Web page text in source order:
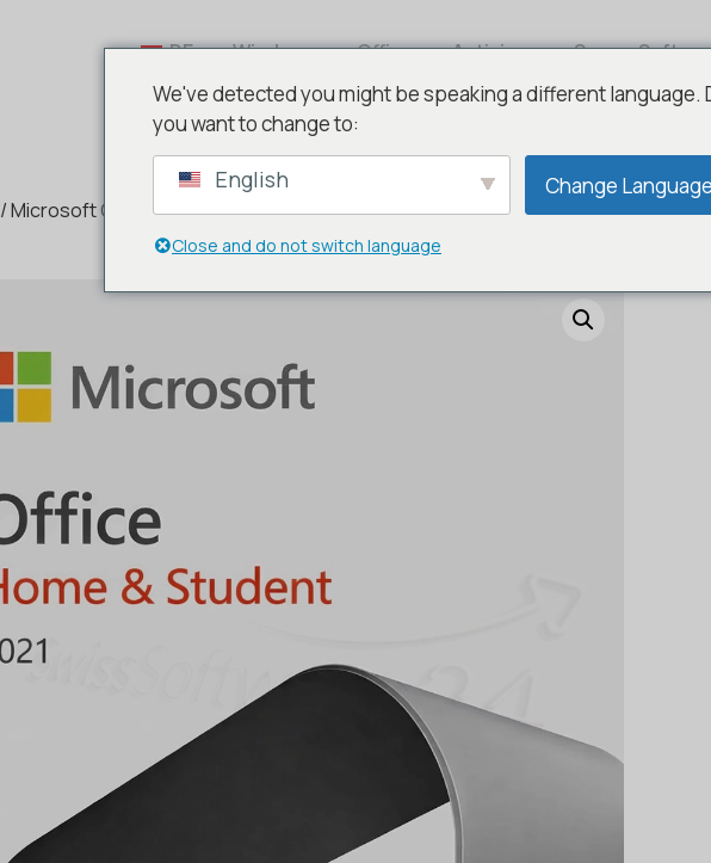
DE Windows Office Antivirus Server
/ Microsoft Office Home & Student 2021
We've detected you might be speaking a different language.
you want to change to:
English Change Language
Close and do not switch language